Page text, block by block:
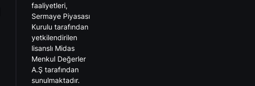
faaliyetleri,
Sermaye Piyasası
Kurulu tarafından
yetkilendirilen
lisanslı Midas
Menkul Değerler
A.Ş tarafından
sunulmaktadır.